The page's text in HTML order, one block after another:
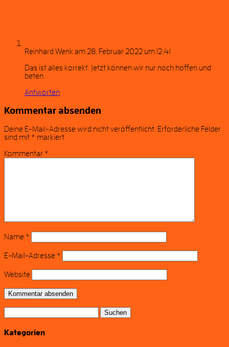
Reinhard Wenkam 28. Februar 2022 um 12:41
Das ist alles korrekt. Jetzt können wir nur noch hoffen und
beten.
Antworten
Kommentar absenden
Deine E-Mail-Adresse wird nicht veröffentlicht. Erforderliche Felder
sind mit* markiert
Kommentar*
Name*
E-Mail-Adresse*
Website
nach:
Kategorien